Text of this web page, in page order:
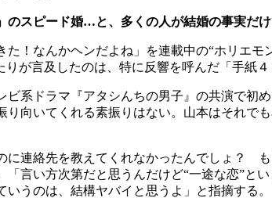
スピード婚…と、多くの人が結婚の事実だけ
！なんかヘンだよね」を連載中の“ホリエモ
が言及したのは、特に反響を呼んだ「手紙４
系ドラマ『アタシんちの男子』の共演で
向いてくれる素振りはない。山本はそれで
に連絡先を教えてくれなかったんでしょ？
言い方次第だと思うんだけど“一途な恋”と
うのは、結構ヤバイと思うよ」と指摘する。